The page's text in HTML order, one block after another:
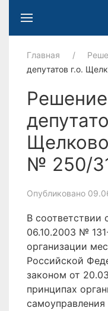
Главная
депутатов г.о.
№ 250/
Опубликовано
В соответствии
06.10.2003 №
организации
Российской
законом от
принципах